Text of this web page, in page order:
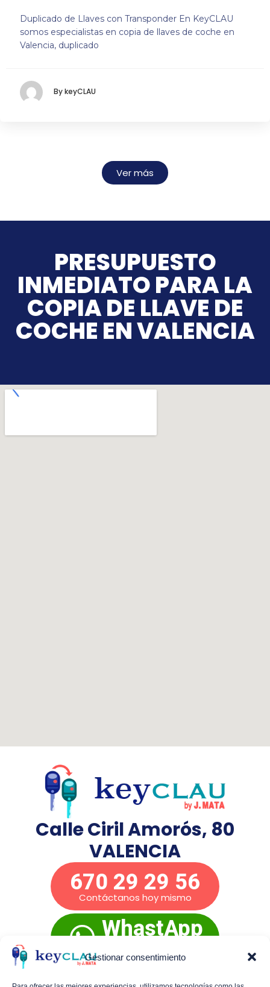
Gestionar consentimiento
Duplicado de Llaves con Transponder En KeyCLAU
somos especialistas en copia de llaves de coche en
Valencia, duplicado
By keyCLAU
Ver más
PRESUPUESTO
INMEDIATO PARA LA
COPIA DE LLAVE DE
COCHE EN VALENCIA
Calle Ciril Amorós, 80
VALENCIA
670 29 29 56
Contáctanos hoy mismo
WhastApp
inmediato